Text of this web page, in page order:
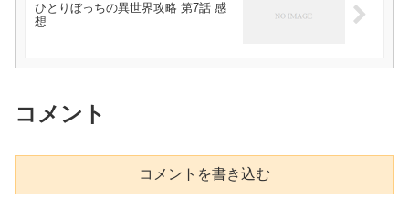
ひとりぼっちの異世界攻略 第7話 感
想
コメント
コメントを書き込む